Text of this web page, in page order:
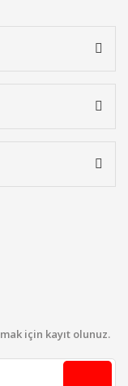
için kayıt olunuz.